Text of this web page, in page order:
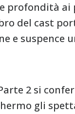
ai
del cast
e suspence
2 si
gli